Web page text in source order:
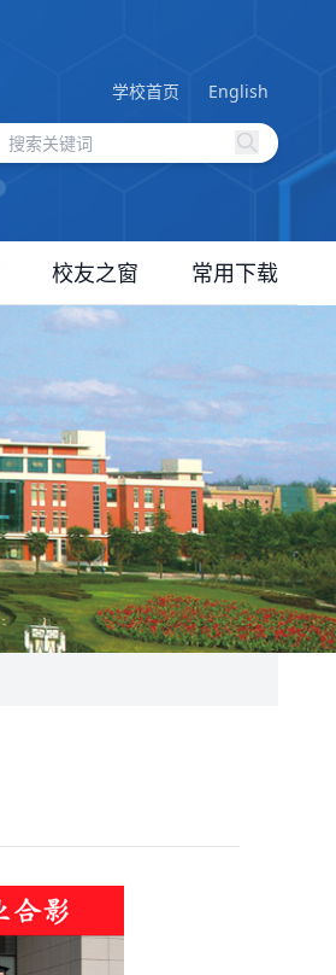
学校首页 English
校友之窗 常用下载